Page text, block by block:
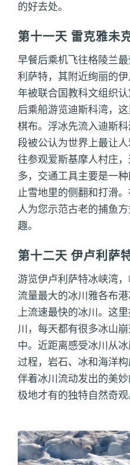
的好去处。
第十一天 雷克雅未
早餐后乘机飞往格陵兰
利萨特，其附近绚丽的
年被联合国教科文组织
后乘船游览迪斯科湾，
棋布。浮冰先流入迪斯
段被公认为世界上最让
往参观爱斯基摩人村庄
多，交通工具主要是一
止雪地里的侧翻和打滑
人为您示范古老的捕鱼
趣。
第十二天 伊卢利萨
游览伊卢利萨特冰峡湾
流量最大的冰川雅各布
上流速最快的冰川。这
川，每天都有很多冰山
中。近距离感受冰川从
过程，岩石、冰和海洋构
伴着冰川流动发出的美
极地才有的独特自然奇观